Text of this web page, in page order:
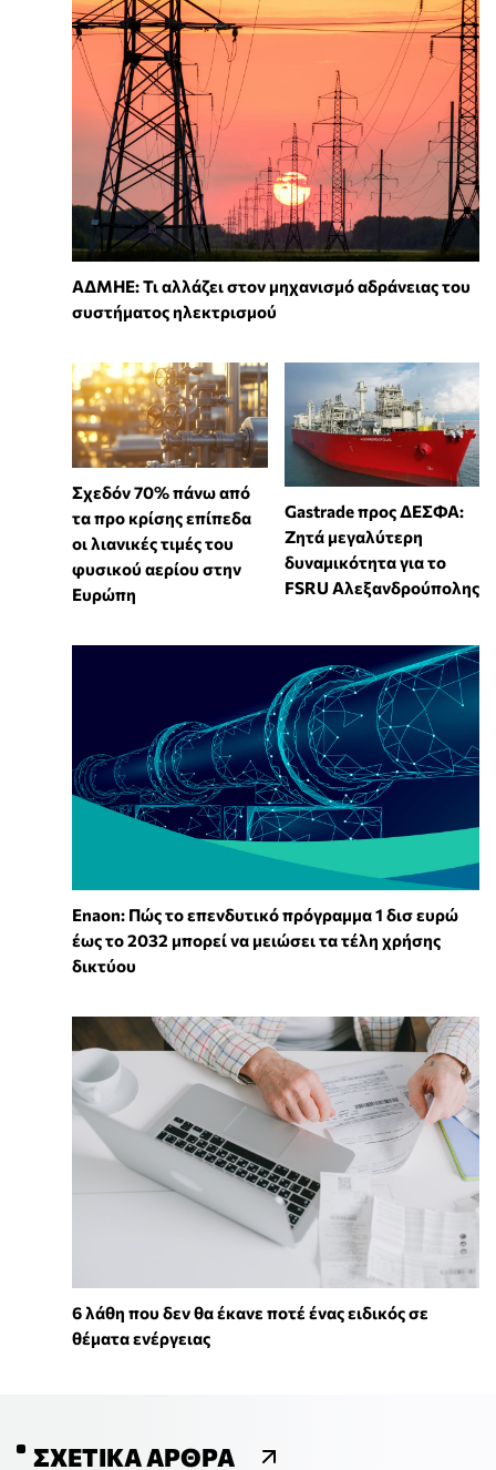
ΑΔΜΗΕ: Τι αλλάζει στον μηχανισμό αδράνειας του
συστήματος ηλεκτρισμού
Σχεδόν 70% πάνω από
τα προ κρίσης επίπεδα
οι λιανικές τιμές του
φυσικού αερίου στην
Ευρώπη
Gastrade προς ΔΕΣΦΑ:
Ζητά μεγαλύτερη
δυναμικότητα για το
FSRU Αλεξανδρούπολης
Enaon: Πώς το επενδυτικό πρόγραμμα 1 δισ ευρώ
έως το 2032 μπορεί να μειώσει τα τέλη χρήσης
δικτύου
6 λάθη που δεν θα έκανε ποτέ ένας ειδικός σε
θέματα ενέργειας
ΣΧΕΤΙΚΆ ΆΡΘΡΑ